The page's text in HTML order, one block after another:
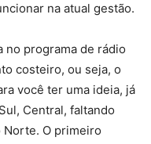
na atual gestão.
no programa de rádio
costeiro, ou seja, o
você ter uma ideia, já
Central, faltando
O primeiro